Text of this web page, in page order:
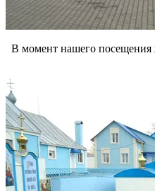
В момент нашего посещения